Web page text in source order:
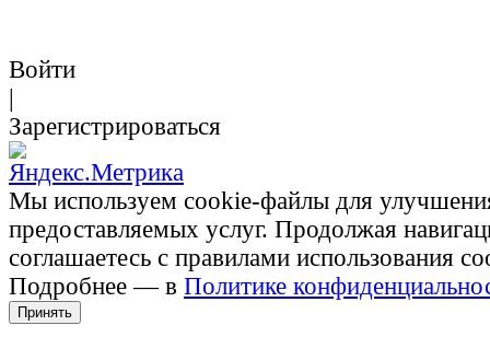
Войти
|
Зарегистрироваться
Мы используем cookie-файлы для
предоставляемых услуг. Продолжая
соглашаетесь с правилами использования
Подробнее — в Политике
Принять